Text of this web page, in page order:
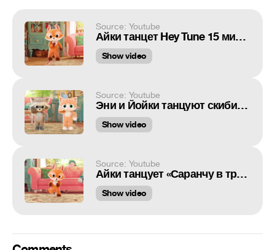
Source: Youtube
Айки танцет Hey Tune 15 минут! Танцы для детей
Show video
Source: Youtube
Эни и Йойки танцуют скибиди 15 минут. Skibidi Dance for Kids
Show video
Source: Youtube
Айки танцует «Саранчу в трансе» 15 минут. @redsinger
Show video